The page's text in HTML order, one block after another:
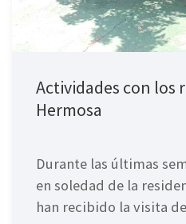
Actividades con los
Hermosa
Durante las últimas
en soledad de la
han recibido la visita